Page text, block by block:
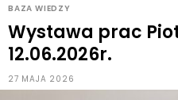
BAZA WIEDZY
Wystawa prac
12.06.2026r.
27 MAJA 2026